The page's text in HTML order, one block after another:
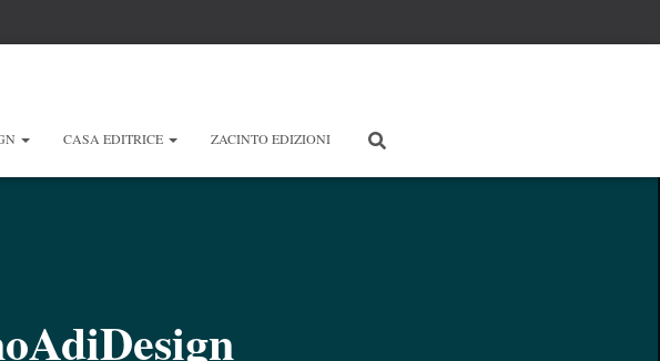
CASA EDITRICE ZACINTO EDIZIONI